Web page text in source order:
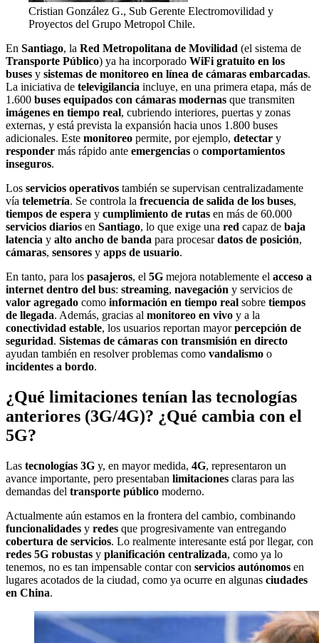
Cristian González G., Sub Gerente Electromovilidad y
Proyectos del Grupo Metropol Chile.
En Santiago, la Red Metropolitana de Movilidad (el sistema de
Transporte Público) ya ha incorporado WiFi gratuito en los
buses y sistemas de monitoreo en línea de cámaras embarcadas.
La iniciativa de televigilancia incluye, en una primera etapa, más de
1.600 buses equipados con cámaras modernas que transmiten
imágenes en tiempo real, cubriendo interiores, puertas y zonas
externas, y está prevista la expansión hacia unos 1.800 buses
adicionales. Este monitoreo permite, por ejemplo, detectar y
responder más rápido ante emergencias o comportamientos
inseguros.
Los servicios operativos también se supervisan centralizadamente
vía telemetría. Se controla la frecuencia de salida de los buses,
tiempos de espera y cumplimiento de rutas en más de 60.000
servicios diarios en Santiago, lo que exige una red capaz de baja
latencia y alto ancho de banda para procesardatos de posición,
cámaras, sensores y apps de usuario.
En tanto, para los pasajeros, el 5G mejora notablemente el acceso a
internet dentro del bus: streaming, navegación y servicios de
valor agregado como información en tiempo real sobre tiempos
de llegada. Además, gracias al monitoreo en vivo y a la
conectividad estable, los usuarios reportan mayorpercepción de
seguridad. Sistemas de cámaras con transmisión en directo
ayudan también en resolver problemas como vandalismo o
incidentes a bordo.
¿Qué limitaciones tenían las tecnologías
anteriores (3G/4G)? ¿Qué cambia con el
5G?
Las tecnologías 3G y, en mayor medida, 4G, representaron un
avance importante, pero presentaban limitaciones claras para las
demandas del transporte público moderno.
Actualmente aún estamos en la frontera del cambio, combinando
funcionalidades y redes que progresivamente van entregando
cobertura de servicios. Lo realmente interesante está por llegar, con
redes 5G robustas y planificación centralizada, como ya lo
tenemos, no es tan impensable contar con servicios autónomos en
lugares acotados de la ciudad, como ya ocurre en algunas ciudades
en China.